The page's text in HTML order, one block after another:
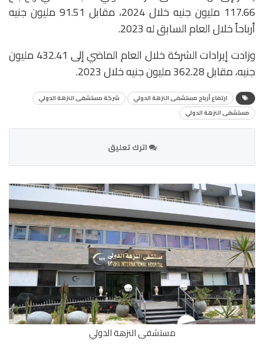
117.66 مليون جنيه خلال 2024، مقابل 91.51 مليون جنيه
أرباحاً خلال العام السابق له 2023.
وزادت إيرادات الشركة خلال العام الماضي إلى 432.41 مليون
جنيه، مقابل 362.28 مليون جنيه خلال 2023.
ارتفاع أرباح مستشفى النزهة الدولي
شركة مستشفى النزهة الدولي
مستشفى النزهة الدولي
اترك تعليق
مستشفى النزهة الدولي